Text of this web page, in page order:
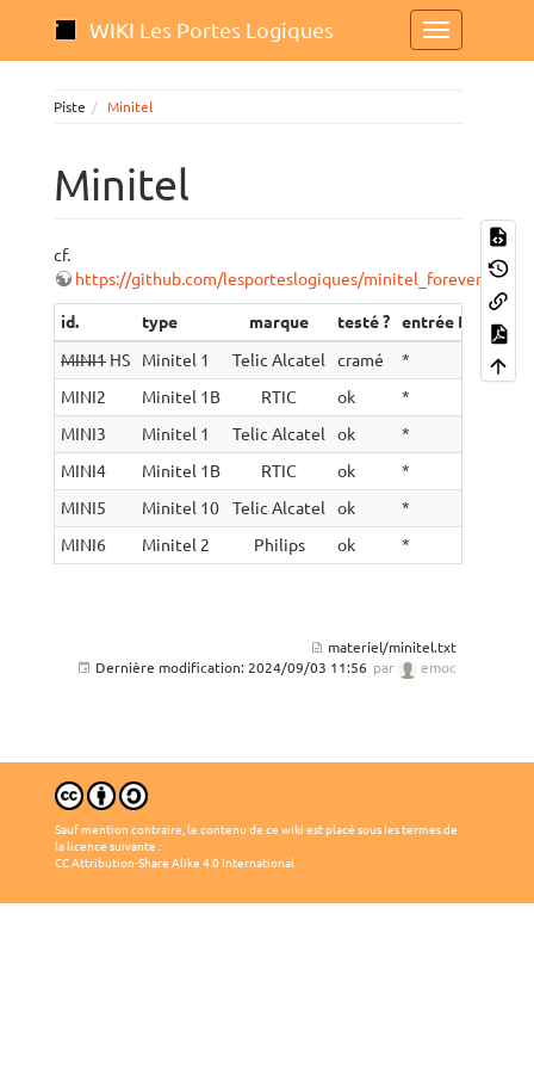
WIKI Les Portes Logiques
Piste Minitel
Minitel
cf.
https://github.com/lesporteslogiques/minitel_forever
id. type marque testé ? entrée DIN ?
MINI1 HS Minitel 1 Telic Alcatel cramé *
MINI2
Minitel 1B RTIC ok *
MINI3
Minitel 1 Telic Alcatel ok *
MINI4
Minitel 1B RTIC ok *
MINI5
Minitel 10 Telic Alcatel ok *
MINI6
Minitel 2 Philips ok *
materiel/minitel.txt
Dernière modification: 2024/09/03 11:56 par emoc
Sauf mention contraire, le contenu de ce wiki est placé sous les termes de
la licence suivante :
CC Attribution-Share Alike 4.0 International